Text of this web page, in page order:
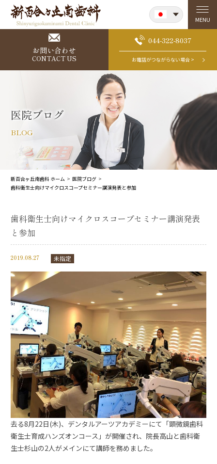
English
MENU
お問い合わせ
CONTACT US
044-322-8037
お電話がつながらない場合 >
医院ブログ
BLOG
新百合ヶ丘南歯科 ホーム
医院ブログ
歯科衛生士向けマイクロスコープセミナー講演発表と参加
歯科衛生士向けマイクロスコープセミナー講演発表
と参加
2019.08.27 未指定
去る8月22日(木)、デンタルアーツアカデミーにて「顕微鏡歯科
衛生士育成ハンズオンコース」が開催され、院長高山と歯科衛
生士杉山の2人がメインにて講師を務めました。